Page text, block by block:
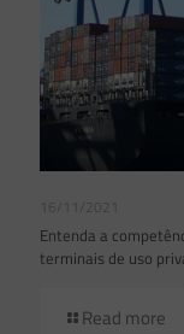
16/11/2021
Entenda a
terminais de uso
Read more